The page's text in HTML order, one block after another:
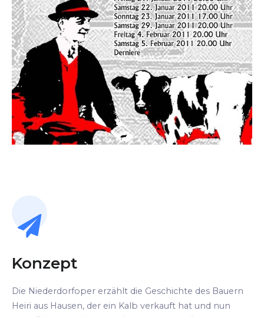
Konzept
Die Niederdorfoper erzählt die Geschichte des Bauern
Heiri aus Hausen, der ein Kalb verkauft hat und nun